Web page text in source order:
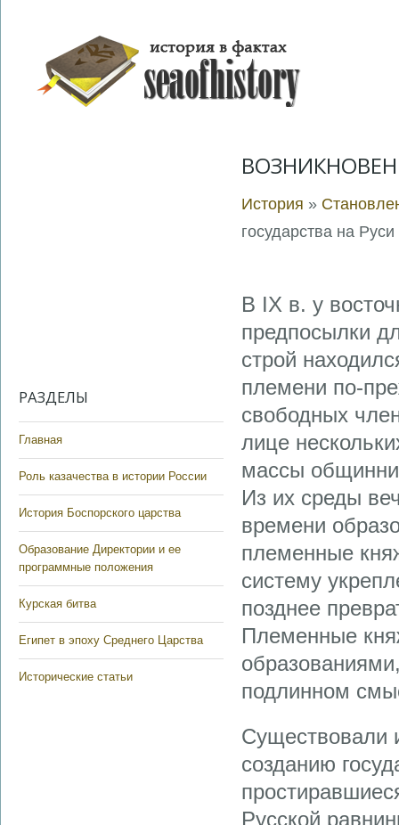
РАЗДЕЛЫ
Главная
Роль казачества в истории России
История Боспорского царства
Образование Директории и ее
программные положения
Курская битва
Египет в эпоху Среднего Царства
Исторические статьи
История »
государства на Руси
В IX в. у
предпосылки
строй
племени по-
свободных
лице
массы
Из их среды
времени
племенные
систему
позднее
Племенные
подлинном
Существовали
созданию
Русской